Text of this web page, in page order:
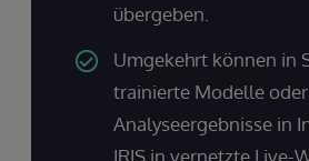
übergeben.
Umgekehrt können in
trainierte Modelle oder
Analyseergebnisse in
IRIS in vernetzte Live-